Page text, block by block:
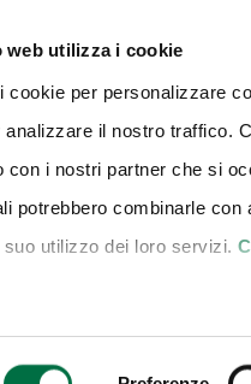
web utilizza i cookie
cookie per personalizzare
analizzare il nostro traffico.
con i nostri partner che si
potrebbero combinarle
suo utilizzo dei loro servizi.
EVENTS NEWS